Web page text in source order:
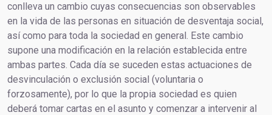
conlleva un cambio cuyas consecuencias son observables
en la vida de las personas en situación de desventaja social,
así como para toda la sociedad en general. Este cambio
supone una modificación en la relación establecida entre
ambas partes. Cada día se suceden estas actuaciones de
desvinculación o exclusión social (voluntaria o
forzosamente), por lo que la propia sociedad es quien
deberá tomar cartas en el asunto y comenzar a intervenir al